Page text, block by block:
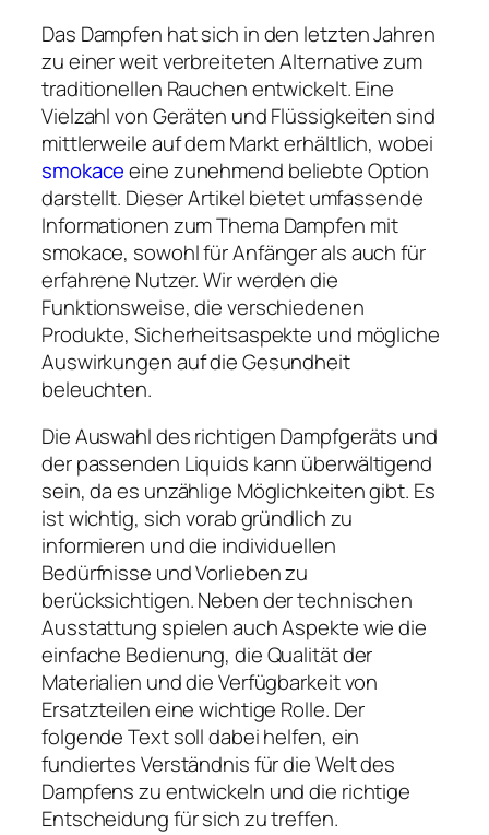
Das Dampfen hat sich in den letzten Jahren
zu einer weit verbreiteten Alternative zum
traditionellen Rauchen entwickelt. Eine
Vielzahl von Geräten und Flüssigkeiten sind
mittlerweile auf dem Markt erhältlich, wobei
smokaceeine zunehmend beliebte Option
darstellt. Dieser Artikel bietet umfassende
Informationen zum Thema Dampfen mit
smokace, sowohl für Anfänger als auch für
erfahrene Nutzer. Wir werden die
Funktionsweise, die verschiedenen
Produkte, Sicherheitsaspekte und mögliche
Auswirkungen auf die Gesundheit
beleuchten.
Die Auswahl des richtigen Dampfgeräts und
der passenden Liquids kann überwältigend
sein, da es unzählige Möglichkeiten gibt. Es
ist wichtig, sich vorab gründlich zu
informieren und die individuellen
Bedürfnisse und Vorlieben zu
berücksichtigen. Neben der technischen
Ausstattung spielen auch Aspekte wie die
einfache Bedienung, die Qualität der
Materialien und die Verfügbarkeit von
Ersatzteilen eine wichtige Rolle. Der
folgende Text soll dabei helfen, ein
fundiertes Verständnis für die Welt des
Dampfens zu entwickeln und die richtige
Entscheidung für sich zu treffen.